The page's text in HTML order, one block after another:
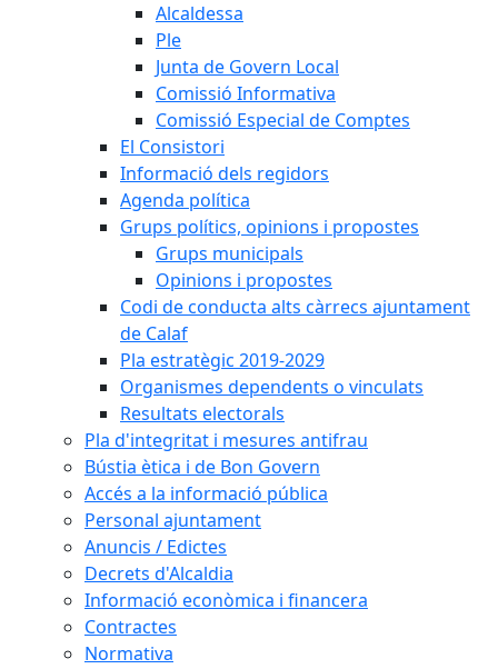
Alcaldessa
Ple
Junta de Govern Local
Comissió Informativa
Comissió Especial de Comptes
El Consistori
Informació dels regidors
Agenda política
Grups polítics, opinions i propostes
Grups municipals
Opinions i propostes
Codi de conducta alts càrrecs ajuntament
de Calaf
Pla estratègic 2019-2029
Organismes dependents o vinculats
Resultats electorals
Pla d'integritat i mesures antifrau
Bústia ètica i de Bon Govern
Accés a la informació pública
Personal ajuntament
Anuncis / Edictes
Decrets d'Alcaldia
Informació econòmica i financera
Contractes
Normativa